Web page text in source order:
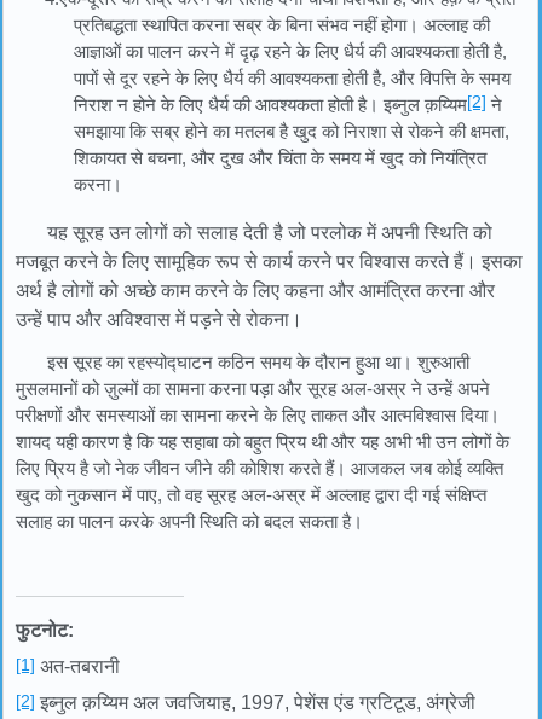
प्रतिबद्धता स्थापित करना सब्र के बिना संभव नहीं होगा। अल्लाह की
आज्ञाओं का पालन करने में दृढ़ रहने के लिए धैर्य की आवश्यकता होती है,
पापों से दूर रहने के लिए धैर्य की आवश्यकता होती है, और विपत्ति के समय
निराश न होने के लिए धैर्य की आवश्यकता होती है। इब्नुल क़य्यिम[2] ने
समझाया कि सब्र होने का मतलब है खुद को निराशा से रोकने की क्षमता,
शिकायत से बचना, और दुख और चिंता के समय में खुद को नियंत्रित
करना।
यह सूरह उन लोगों को सलाह देती है जो परलोक में अपनी स्थिति को
मजबूत करने के लिए सामूहिक रूप से कार्य करने पर विश्वास करते हैं। इसका
अर्थ है लोगों को अच्छे काम करने के लिए कहना और आमंत्रित करना और
उन्हें पाप और अविश्वास में पड़ने से रोकना।
इस सूरह का रहस्योद्घाटन कठिन समय के दौरान हुआ था। शुरुआती
मुसलमानों को ज़ुल्मों का सामना करना पड़ा और सूरह अल-अस्र ने उन्हें अपने
परीक्षणों और समस्याओं का सामना करने के लिए ताकत और आत्मविश्वास दिया।
शायद यही कारण है कि यह सहाबा को बहुत प्रिय थी और यह अभी भी उन लोगों के
लिए प्रिय है जो नेक जीवन जीने की कोशिश करते हैं। आजकल जब कोई व्यक्ति
खुद को नुकसान में पाए, तो वह सूरह अल-अस्र में अल्लाह द्वारा दी गई संक्षिप्त
सलाह का पालन करके अपनी स्थिति को बदल सकता है।
फुटनोट:
[1] अत-तबरानी
[2] इब्नुल क़य्यिम अल जवजियाह, 1997, पेशेंस एंड ग्रटिटूड, अंग्रेजी